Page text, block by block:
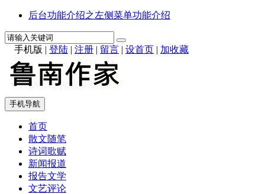
后台功能介绍之左侧菜单功能介绍
手机版 | 登陆 | 注册 | 留言 | 设首页 | 加收藏
手机导航
首页
散文随笔
诗词歌赋
新闻报道
报告文学
文艺评论